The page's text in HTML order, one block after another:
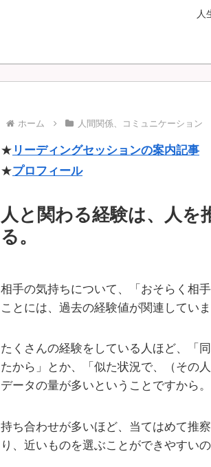
人
ホーム 人間関係、コミュニケーション
★ リーディングセッションの案内記事
★プロフィール
人と関わる経験は、人を
る。
相手の気持ちについて、「おそらく相
ことには、過去の経験値が関連していま
たくさんの経験をしている人ほど、「
たから」とか、「似た状況で、（その
データの量が多いということですから。
持ち合わせが多いほど、当てはめて推
り、近いものを選ぶことができやすいの